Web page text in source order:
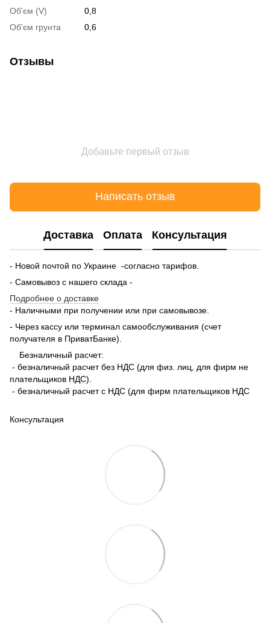
Об'єм (V)
0,8
Об'єм грунта
0,6
Отзывы
Добавьте первый отзыв
Написать отзыв
Доставка Оплата Консультация
- Новой почтой по Украине -согласно тарифов.
- Самовывоз с нашего склада -
Подробнее о доставке
- Наличными при получении или при самовывозе.
- Через кассу или терминал самообслуживания (счет
получателя в ПриватБанке).
Безналичный расчет:
- безналичный расчет без НДС (для физ. лиц, для фирм не
плательщиков НДС).
- безналичный расчет с НДС (для фирм плательщиков НДС
Консультация